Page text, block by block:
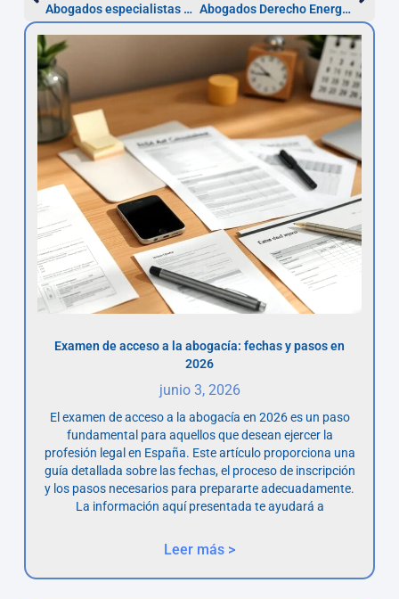
Abogados especialistas en Derecho Deportivo en Navarra
Abogados Derecho Energético en Navarra
Examen de acceso a la abogacía: fechas y pasos en
2026
junio 3, 2026
El examen de acceso a la abogacía en 2026 es un paso
fundamental para aquellos que desean ejercer la
profesión legal en España. Este artículo proporciona una
guía detallada sobre las fechas, el proceso de inscripción
y los pasos necesarios para prepararte adecuadamente.
La información aquí presentada te ayudará a
Leer más >